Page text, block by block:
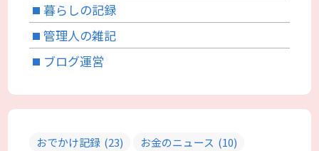
暮らしの記録
管理人の雑記
ブログ運営
おでかけ記録 (23) お金のニュース (10)